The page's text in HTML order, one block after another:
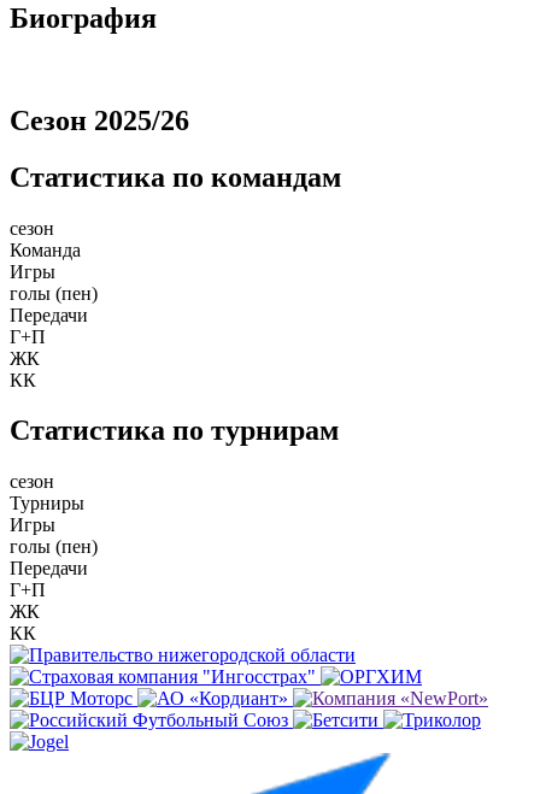
Биография
Сезон 2025/26
Статистика по командам
сезон
Команда
Игры
голы (пен)
Передачи
Г+П
ЖК
КК
Статистика по турнирам
сезон
Турниры
Игры
голы (пен)
Передачи
Г+П
ЖК
КК